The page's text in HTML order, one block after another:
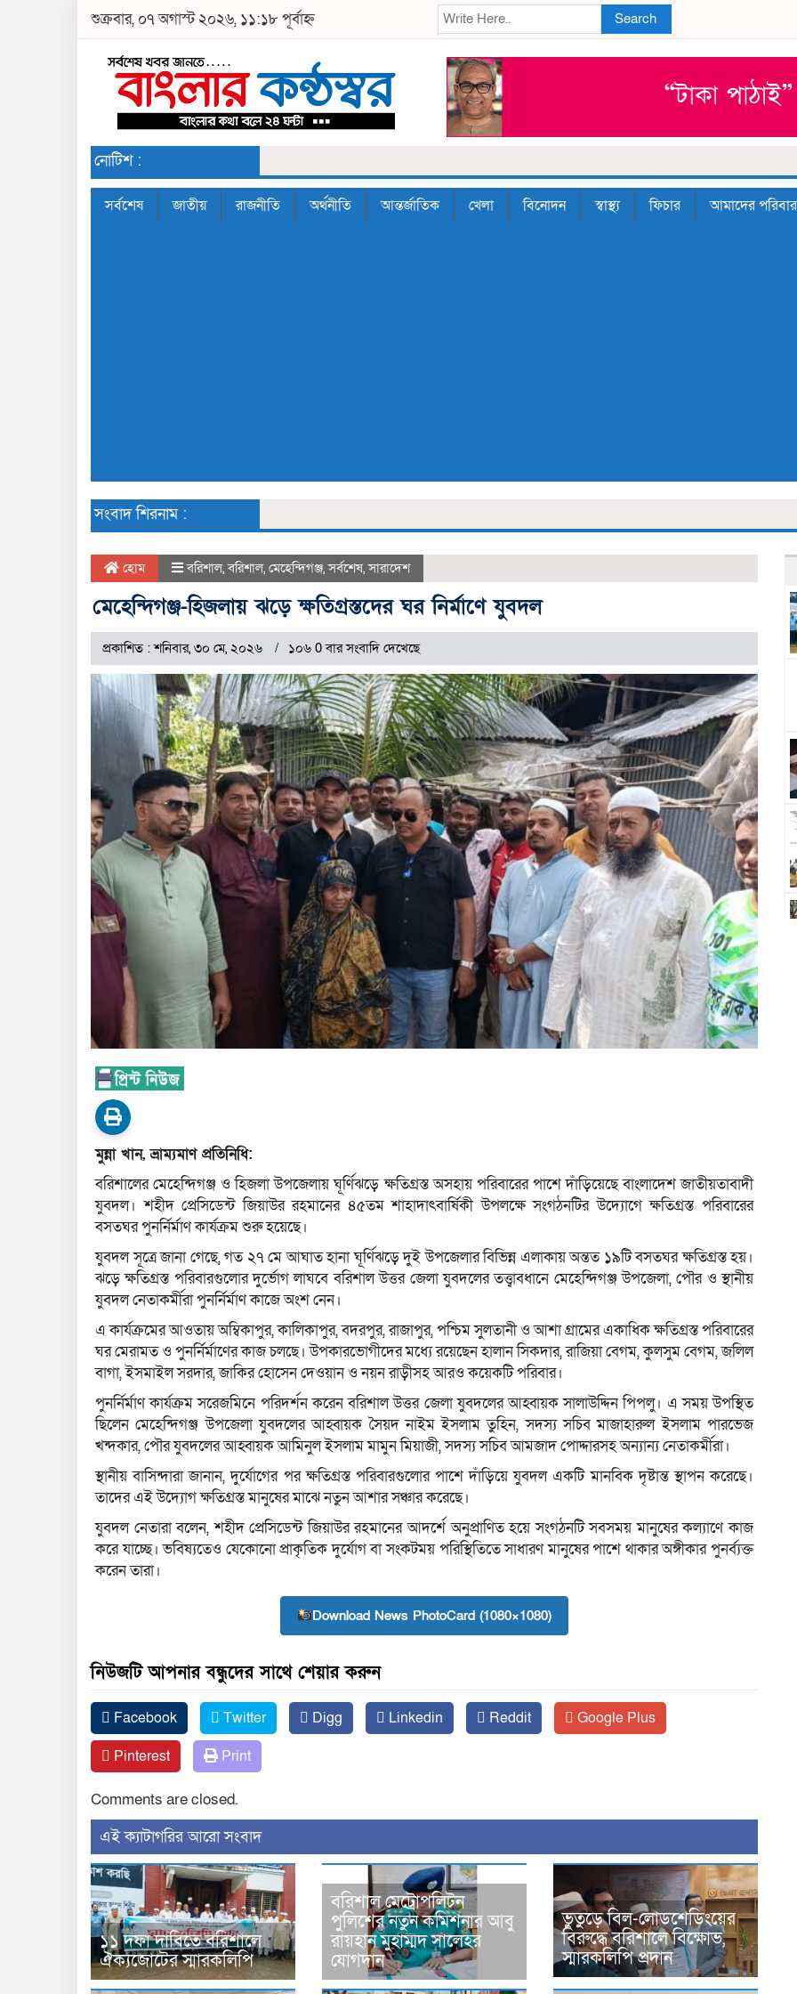
শুক্রবার, ০৭ অগাস্ট ২০২৬, ১১:১৮ পূর্বাহ্ন Search
নোটিশ :
সর্বশেষ জাতীয় রাজনীতি অর্থনীতি আন্তর্জাতিক খেলা বিনোদন স্বাস্থ্য ফিচার আমাদের পরিবার
সংবাদ শিরনাম :
হোম বরিশাল,বরিশাল, মেহেন্দিগঞ্জ,সর্বশেষ,সারাদেশ
মেহেন্দিগঞ্জ-হিজলায় ঝড়ে ক্ষতিগ্রস্তদের ঘর নির্মাণে যুবদল
প্রকাশিত : শনিবার, ৩০ মে, ২০২৬ ১০৬ 0 বার সংবাদি দেখেছে
মুন্না খান, ভ্রাম্যমাণ প্রতিনিধি:
বরিশালের মেহেন্দিগঞ্জ ও হিজলা উপজেলায় ঘূর্ণিঝড়ে ক্ষতিগ্রস্ত অসহায় পরিবারের পাশে দাঁড়িয়েছে বাংলাদেশ জাতীয়তাবাদী
যুবদল। শহীদ প্রেসিডেন্ট জিয়াউর রহমানের ৪৫তম শাহাদাৎবার্ষিকী উপলক্ষে সংগঠনটির উদ্যোগে ক্ষতিগ্রস্ত পরিবারের
বসতঘর পুনর্নির্মাণ কার্যক্রম শুরু হয়েছে।
যুবদল সূত্রে জানা গেছে, গত ২৭ মে আঘাত হানা ঘূর্ণিঝড়ে দুই উপজেলার বিভিন্ন এলাকায় অন্তত ১৯টি বসতঘর ক্ষতিগ্রস্ত হয়।
ঝড়ে ক্ষতিগ্রস্ত পরিবারগুলোর দুর্ভোগ লাঘবে বরিশাল উত্তর জেলা যুবদলের তত্ত্বাবধানে মেহেন্দিগঞ্জ উপজেলা, পৌর ও স্থানীয়
যুবদল নেতাকর্মীরা পুনর্নির্মাণ কাজে অংশ নেন।
এ কার্যক্রমের আওতায় অম্বিকাপুর, কালিকাপুর, বদরপুর, রাজাপুর, পশ্চিম সুলতানী ও আশা গ্রামের একাধিক ক্ষতিগ্রস্ত পরিবারের
ঘর মেরামত ও পুনর্নির্মাণের কাজ চলছে। উপকারভোগীদের মধ্যে রয়েছেন হালান সিকদার, রাজিয়া বেগম, কুলসুম বেগম, জলিল
বাগা, ইসমাইল সরদার, জাকির হোসেন দেওয়ান ও নয়ন রাড়ীসহ আরও কয়েকটি পরিবার।
পুনর্নির্মাণ কার্যক্রম সরেজমিনে পরিদর্শন করেন বরিশাল উত্তর জেলা যুবদলের আহ্বায়ক সালাউদ্দিন পিপলু। এ সময় উপস্থিত
ছিলেন মেহেন্দিগঞ্জ উপজেলা যুবদলের আহ্বায়ক সৈয়দ নাইম ইসলাম তুহিন, সদস্য সচিব মাজাহারুল ইসলাম পারভেজ
খন্দকার, পৌর যুবদলের আহ্বায়ক আমিনুল ইসলাম মামুন মিয়াজী, সদস্য সচিব আমজাদ পোদ্দারসহ অন্যান্য নেতাকর্মীরা।
স্থানীয় বাসিন্দারা জানান, দুর্যোগের পর ক্ষতিগ্রস্ত পরিবারগুলোর পাশে দাঁড়িয়ে যুবদল একটি মানবিক দৃষ্টান্ত স্থাপন করেছে।
তাদের এই উদ্যোগ ক্ষতিগ্রস্ত মানুষের মাঝে নতুন আশার সঞ্চার করেছে।
যুবদল নেতারা বলেন, শহীদ প্রেসিডেন্ট জিয়াউর রহমানের আদর্শে অনুপ্রাণিত হয়ে সংগঠনটি সবসময় মানুষের কল্যাণে কাজ
করে যাচ্ছে। ভবিষ্যতেও যেকোনো প্রাকৃতিক দুর্যোগ বা সংকটময় পরিস্থিতিতে সাধারণ মানুষের পাশে থাকার অঙ্গীকার পুনর্ব্যক্ত
করেন তারা।
Download News PhotoCard (1080×1080)
নিউজটি আপনার বন্ধুদের সাথে শেয়ার করুন
Facebook Twitter Digg Linkedin Reddit
Google Plus
Pinterest
Print
Comments are closed.
‍এই ক্যাটাগরির ‍আরো সংবাদ
১১ দফা দাবিতে বরিশালে
ঐক্যজোটের স্মারকলিপি
বরিশাল মেট্রোপলিটন
পুলিশের নতুন কমিশনার আবু
রায়হান মুহাম্মদ সালেহর
যোগদান
ভুতুড়ে বিল-লোডশেডিংয়ের
বিরুদ্ধে বরিশালে বিক্ষোভ,
স্মারকলিপি প্রদান